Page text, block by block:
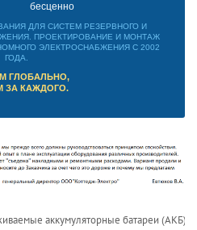
бесценно
ДЛЯ СИСТЕМ РЕЗЕРВНОГО И
ПРОЕКТИРОВАНИЕ И МОНТАЖ
ЭЛЕКТРОСНАБЖЕНИЯ С 2002
ГОДА.
ГЛОБАЛЬНО,
ЗА КАЖДОГО.
аккумуляторные батареи (АКБ)